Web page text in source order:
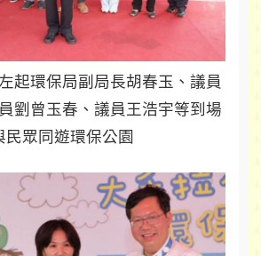
起環保局副局長胡春玉、議員
劉曾玉春、議員王浩宇等到場
民眾同遊環保公園